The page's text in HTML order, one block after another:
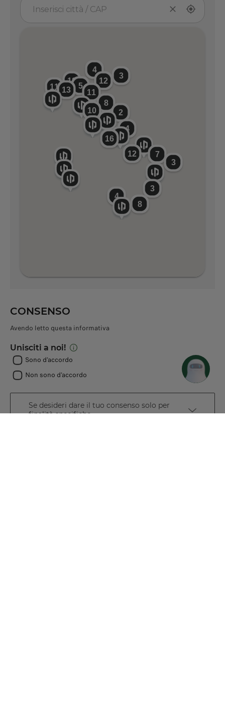
CONSENSO
Avendo letto questa informativa
Unisciti a noi!
Sono d'accordo
Non sono d'accordo
Se desideri dare il tuo consenso solo per
finalità specifiche